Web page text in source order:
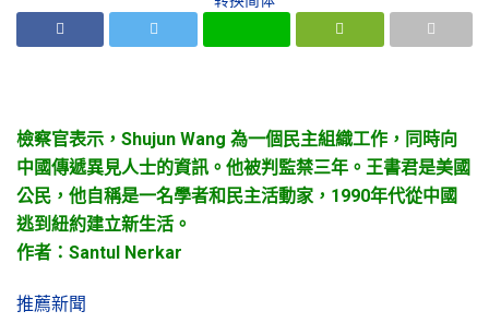
檢察官表示，Shujun Wang 為一個民主組織工作，同時向
中國傳遞異見人士的資訊。他被判監禁三年。王書君是美國
公民，他自稱是一名學者和民主活動家，1990年代從中國
逃到紐約建立新生活。
作者：Santul Nerkar
推薦新聞